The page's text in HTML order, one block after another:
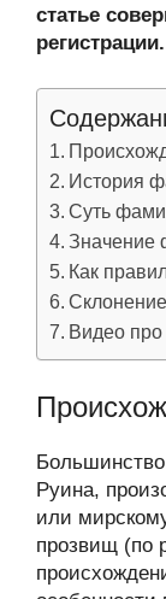
статье
регистрации.
История
Суть
Значение
Как
Видео
Руина,
или
прозвищ (по